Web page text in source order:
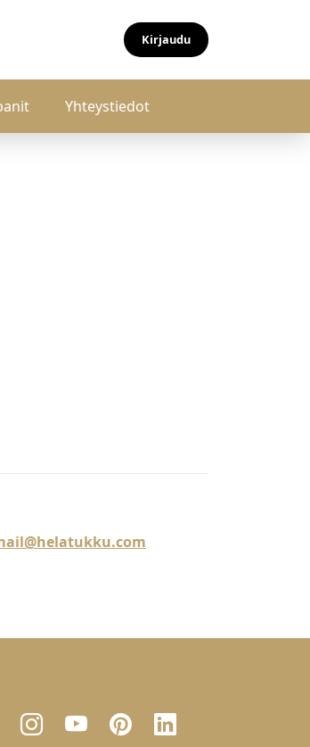
Kirjaudu
Yhteystiedot